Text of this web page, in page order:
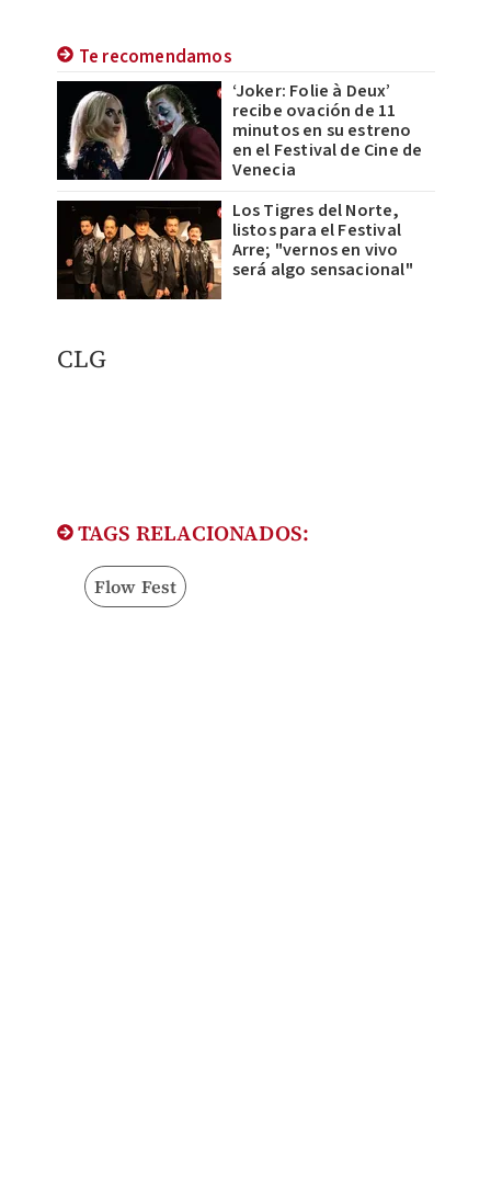
Te recomendamos
‘Joker: Folie à Deux’
recibe ovación de 11
minutos en su estreno
en el Festival de Cine de
Venecia
Los Tigres del Norte,
listos para el Festival
Arre; "vernos en vivo
será algo sensacional"
CLG
TAGS RELACIONADOS:
Flow Fest